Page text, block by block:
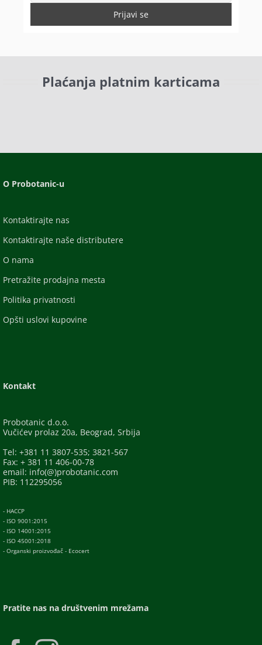
Plaćanja platnim karticama
O Probotanic-u
Kontaktirajte nas
Kontaktirajte naše distributere
O nama
Pretražite prodajna mesta
Politika privatnosti
Opšti uslovi kupovine
Kontakt
Probotanic d.o.o.
Vučićev prolaz 20a, Beograd, Srbija
Tel: +381 11 3807-535; 3821-567
Fax: + 381 11 406-00-78
email: info(@)probotanic.com
PIB: 112295056
- HACCP
- ISO 9001:2015
- ISO 14001:2015
- ISO 45001:2018
- Organski proizvođač - Ecocert
Pratite nas na društvenim mrežama